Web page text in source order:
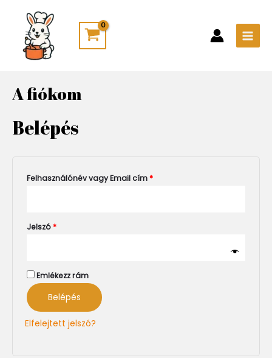
content
A fiókom
Belépés
Felhasználónév vagy Email cím*
Jelszó*
Emlékezz rám
Belépés
Elfelejtett jelszó?